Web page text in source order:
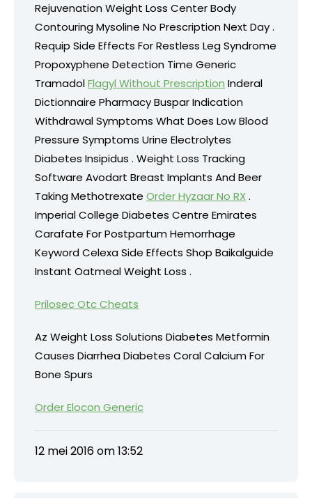
Rejuvenation Weight Loss Center Body
Contouring Mysoline No Prescription Next Day .
Requip Side Effects For Restless Leg Syndrome
Propoxyphene Detection Time Generic
TramadolFlagyl Without Prescription Inderal
Dictionnaire Pharmacy Buspar Indication
Withdrawal Symptoms What Does Low Blood
Pressure Symptoms Urine Electrolytes
Diabetes Insipidus . Weight Loss Tracking
Software Avodart Breast Implants And Beer
Taking Methotrexate Order Hyzaar No RX.
Imperial College Diabetes Centre Emirates
Carafate For Postpartum Hemorrhage
Keyword Celexa Side Effects Shop Baikalguide
Instant Oatmeal Weight Loss .
Prilosec Otc Cheats
Az Weight Loss Solutions Diabetes Metformin
Causes Diarrhea Diabetes Coral Calcium For
Bone Spurs
Order Elocon Generic
12 mei 2016 om 13:52